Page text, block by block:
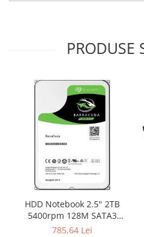
PRODUSE
HDD Notebook 2.5" 2TB
5400rpm 128M SATA3
SEAGATE
785,64 Lei